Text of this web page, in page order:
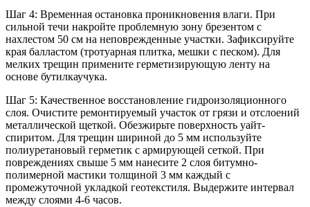
Шаг 4: Временная остановка проникновения влаги. При
сильной течи накройте проблемную зону брезентом с
нахлестом 50 см на неповрежденные участки. Зафиксируйте
края балластом (тротуарная плитка, мешки с песком). Для
мелких трещин примените герметизирующую ленту на
основе бутилкаучука.
Шаг 5: Качественное восстановление гидроизоляционного
слоя. Очистите ремонтируемый участок от грязи и отслоений
металлической щеткой. Обезжирьте поверхность уайт-
спиритом. Для трещин шириной до 5 мм используйте
полиуретановый герметик с армирующей сеткой. При
повреждениях свыше 5 мм нанесите 2 слоя битумно-
полимерной мастики толщиной 3 мм каждый с
промежуточной укладкой геотекстиля. Выдержите интервал
между слоями 4-6 часов.